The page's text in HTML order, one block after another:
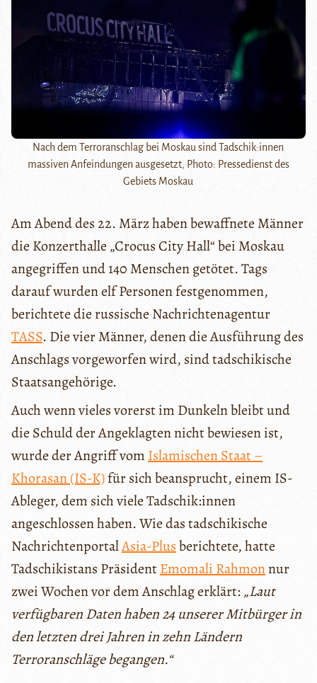
Nach dem Terroranschlag bei Moskau sind Tadschik:innen
massiven Anfeindungen ausgesetzt, Photo: Pressedienst des
Gebiets Moskau
Am Abend des 22. März haben bewaffnete Männer
die Konzerthalle „Crocus City Hall“ bei Moskau
angegriffen und 140 Menschen getötet. Tags
darauf wurden elf Personen festgenommen,
berichtete die russische Nachrichtenagentur
TASS. Die vier Männer, denen die Ausführung des
Anschlags vorgeworfen wird, sind tadschikische
Staatsangehörige.
Auch wenn vieles vorerst im Dunkeln bleibt und
die Schuld der Angeklagten nicht bewiesen ist,
wurde der Angriff vom Islamischen Staat –
Khorasan (IS-K)für sich beansprucht, einem IS-
Ableger, dem sich viele Tadschik:innen
angeschlossen haben. Wie das tadschikische
NachrichtenportalAsia-Plusberichtete, hatte
Tadschikistans PräsidentEmomali Rahmonnur
zwei Wochen vor dem Anschlag erklärt: „Laut
verfügbaren Daten haben 24 unserer Mitbürger in
den letzten drei Jahren in zehn Ländern
Terroranschläge begangen.“